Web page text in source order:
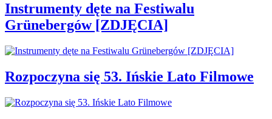
Instrumenty dęte na Festiwalu
Grünebergów [ZDJĘCIA]
Rozpoczyna się 53. Ińskie Lato Filmowe